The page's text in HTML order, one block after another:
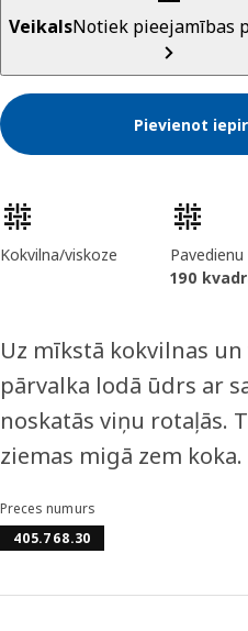
VeikalsNotiek pieejamības
Pievienot
Preces īpašības
Kokvilna/viskoze
190
Uz mīkstā kokvilnas un
pārvalka lodā ūdrs ar
noskatās viņu rotaļās.
ziemas migā zem koka.
Preces numurs
405.768.30